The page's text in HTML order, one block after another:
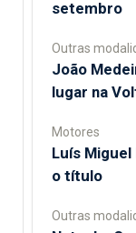
setembro
Outras
João
lugar na
Motores
Luís Miguel
o título
Outras